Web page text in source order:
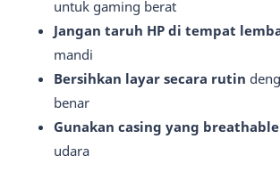
untuk gaming berat
Jangan taruh HP di tempat
mandi
Bersihkan layar secara rutin
benar
Gunakan casing yang breathable
udara